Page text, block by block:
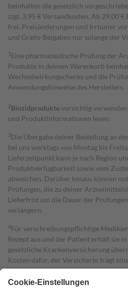
beinhalten die gesetzlich
zzgl. 3,95 € Versandkosten. Ab 29,00
frei. Preisänderungen und Irrtümer
und Gratis-Beigaben nur solange der
1 Eine pharmazeutische Prüfung der
Produkte in deinem Warenkorb
Wechselwirkungschecks und die
Anwendungshinweise des Herstellers.
2Biozidproduktevorsichtig
und Produktinformationen lesen.
3Die Übergabe deiner Bestellung an
bei uns werktags von Montag bis
Lieferzeitpunkt kann je nach Region
Produktverfügbarkeit sowie vom
abweichen. Darüber hinaus können
Prüfungen, die zu deiner
Lieferfrist um die Dauer der
verlängern.
4Für verschreibungspflichtige
Rezept aus und der Patient erhält sie
gesetzliche Krankenversicherung
Kosten dafür, der Versicherte trägt
mit.
Grundsätzlich leisten Mitglieder